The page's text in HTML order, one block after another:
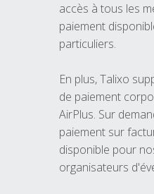
accès à tous les
paiement
particuliers.
En plus, Talixo
de paiement
AirPlus. Sur
paiement sur
disponible pour
organisateurs